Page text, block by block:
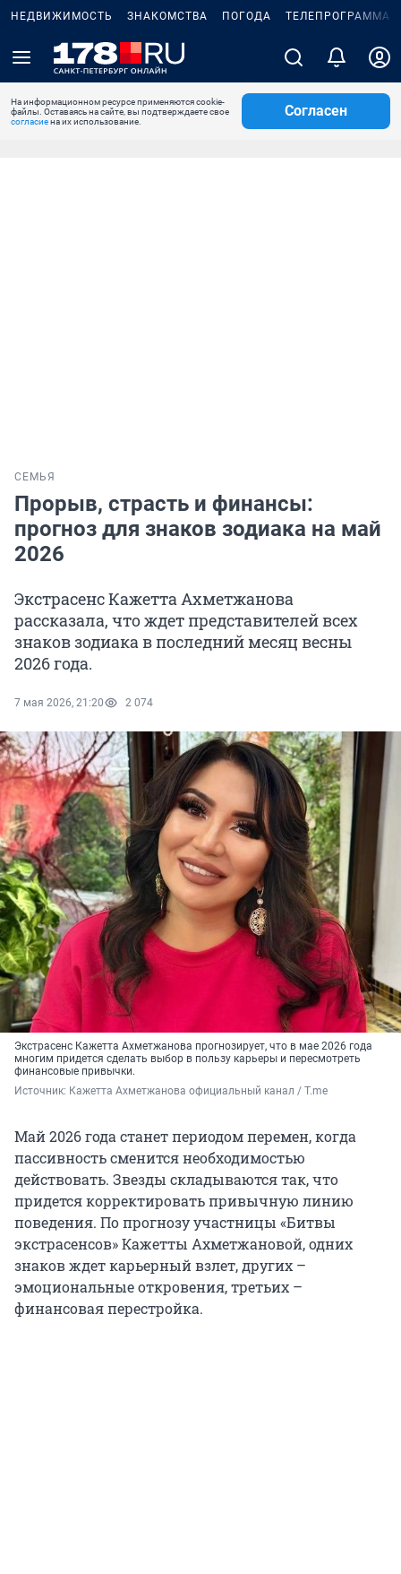
НЕДВИЖИМОСТЬ ЗНАКОМСТВА ПОГОДА ТЕЛЕПРОГРАММА
На информационном ресурсе применяются cookie-
файлы. Оставаясь на сайте, вы подтверждаете свое
согласиена их использование.
Согласен
СЕМЬЯ
Прорыв, страсть и финансы:
прогноз для знаков зодиака на май
2026
Экстрасенс Кажетта Ахметжанова
рассказала, что ждет представителей всех
знаков зодиака в последний месяц весны
2026 года.
7 мая 2026, 21:20 2 074
Экстрасенс Кажетта Ахметжанова прогнозирует, что в мае 2026 года
многим придется сделать выбор в пользу карьеры и пересмотреть
финансовые привычки.
Источник: Кажетта Ахметжанова официальный канал / T.me
Май 2026 года станет периодом перемен, когда
пассивность сменится необходимостью
действовать. Звезды складываются так, что
придется корректировать привычную линию
поведения. По прогнозу участницы «Битвы
экстрасенсов» Кажетты Ахметжановой, одних
знаков ждет карьерный взлет, других –
эмоциональные откровения, третьих –
финансовая перестройка.